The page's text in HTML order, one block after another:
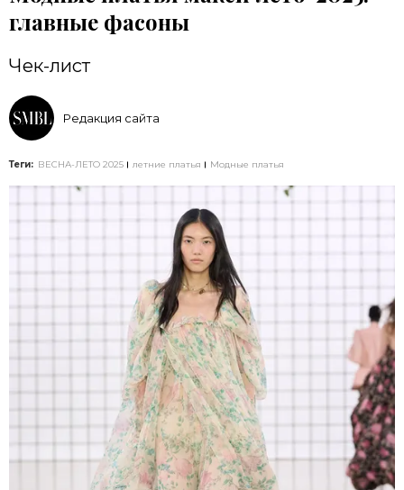
главные фасоны
Чек-лист
Редакция сайта
Теги: ВЕСНА-ЛЕТО 2025 летние платья Модные платья